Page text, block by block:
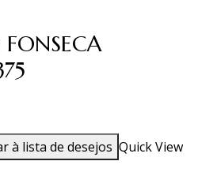
à lista de desejos Quick View